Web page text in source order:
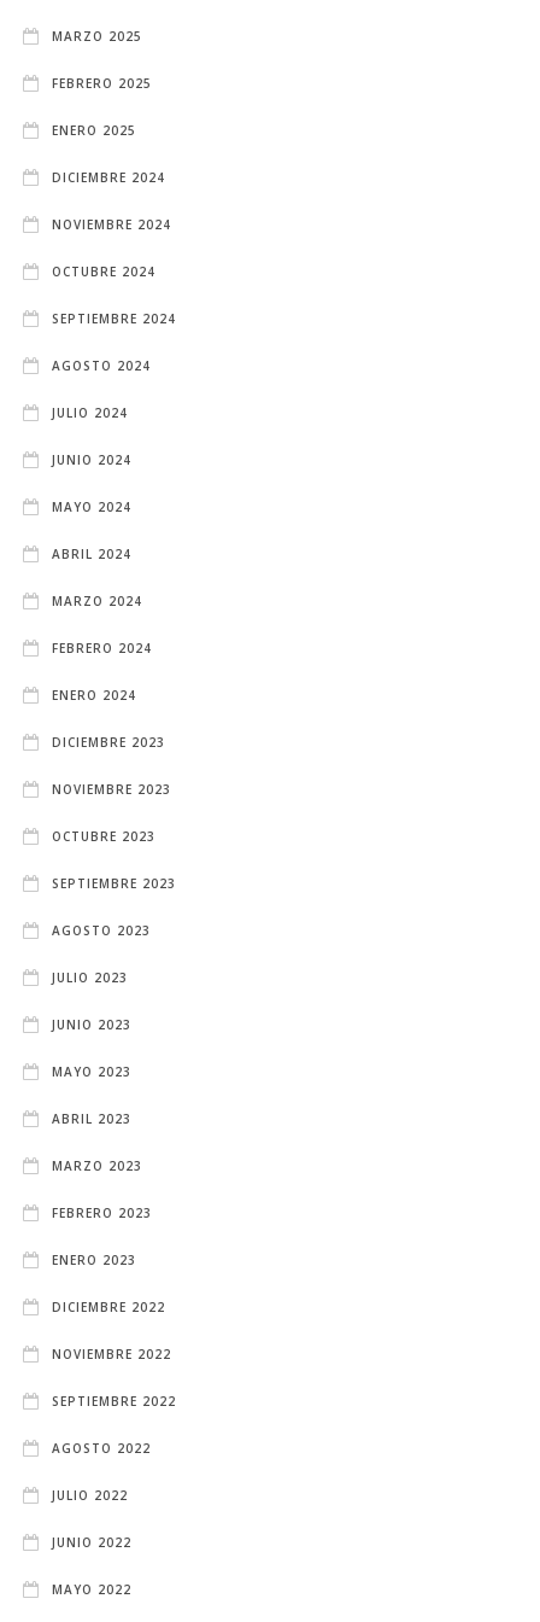
MARZO 2025
FEBRERO 2025
ENERO 2025
DICIEMBRE 2024
NOVIEMBRE 2024
OCTUBRE 2024
SEPTIEMBRE 2024
AGOSTO 2024
JULIO 2024
JUNIO 2024
MAYO 2024
ABRIL 2024
MARZO 2024
FEBRERO 2024
ENERO 2024
DICIEMBRE 2023
NOVIEMBRE 2023
OCTUBRE 2023
SEPTIEMBRE 2023
AGOSTO 2023
JULIO 2023
JUNIO 2023
MAYO 2023
ABRIL 2023
MARZO 2023
FEBRERO 2023
ENERO 2023
DICIEMBRE 2022
NOVIEMBRE 2022
SEPTIEMBRE 2022
AGOSTO 2022
JULIO 2022
JUNIO 2022
MAYO 2022